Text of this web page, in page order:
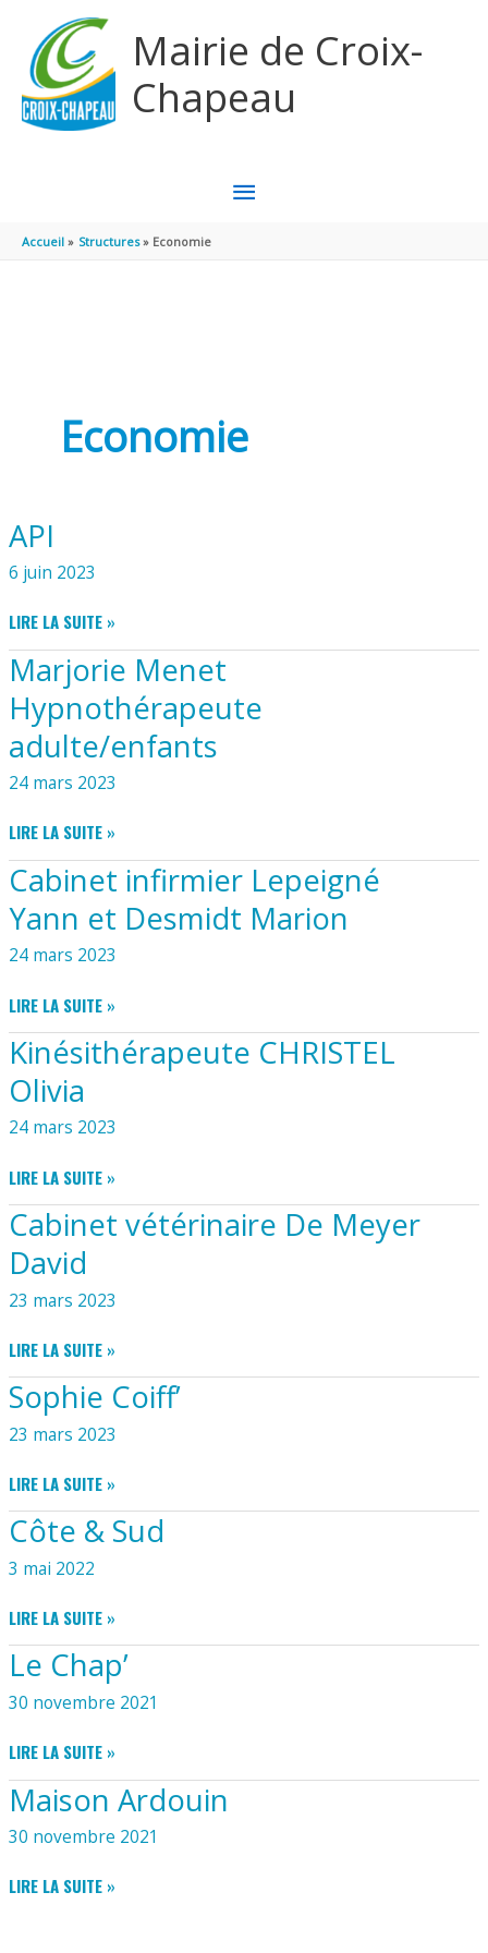
Mairie de Croix-
Chapeau
MENU
Accueil Structures Economie
Economie
API
6 juin 2023
API
LIRE LA SUITE »
Marjorie Menet
Hypnothérapeute
adulte/enfants
24 mars 2023
MARJORIE
MENET
HYPNOTHÉRAPEUTE
ADULTE/ENFANTS
LIRE LA SUITE »
Cabinet infirmier Lepeigné
Yann et Desmidt Marion
24 mars 2023
CABINET
INFIRMIER
LEPEIGNÉ
YANN
ET
DESMIDT
LIRE LA SUITE »
Kinésithérapeute CHRISTEL
Olivia
24 mars 2023
KINÉSITHÉRAPEUTE
CHRISTEL
OLIVIA
LIRE LA SUITE »
Cabinet vétérinaire De Meyer
David
23 mars 2023
CABINET
VÉTÉRINAIRE
DE
MEYER
DAVID
LIRE LA SUITE »
Sophie Coiff’
23 mars 2023
SOPHIE
COIFF’
LIRE LA SUITE »
Côte & Sud
3 mai 2022
CÔTE
&
SUD
LIRE LA SUITE »
Le Chap’
30 novembre 2021
LE
CHAP’
LIRE LA SUITE »
Maison Ardouin
30 novembre 2021
MAISON
LIRE LA SUITE »